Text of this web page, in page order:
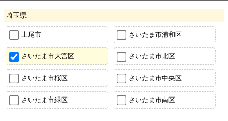
埼玉県
上尾市 さいたま市浦和区
さいたま市大宮区 さいたま市北区
さいたま市桜区 さいたま市中央区
さいたま市緑区 さいたま市南区